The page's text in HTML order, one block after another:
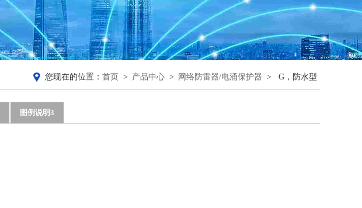
您现在的位置： 首页 > 产品中心 > 网络防雷器/电涌保护器 > G，防水型
图例说明3